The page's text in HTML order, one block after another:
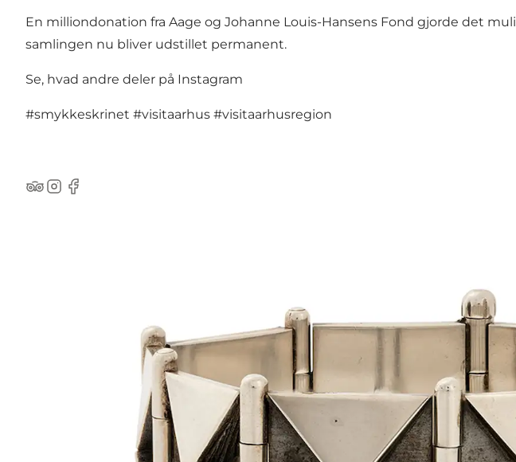
En milliondonation fra Aage og Johanne Louis-Hansens Fond gjorde det
samlingen nu bliver udstillet permanent.
Se, hvad andre deler på Instagram
#smykkeskrinet #visitaarhus #visitaarhusregion
TripAdvisor
Instagram
Facebook